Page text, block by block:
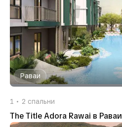
Раваи
1 2 спальни
The Title Adora Rawai в Раваи